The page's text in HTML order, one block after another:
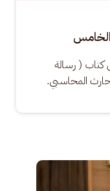
كتاب ( رسالة
المحاسبي.